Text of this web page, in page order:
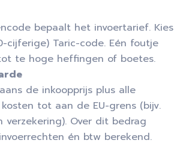
bepaalt het invoertarief. Kies
cijferige) Taric-code. Eén foutje
te hoge heffingen of boetes.
de inkoopprijs plus alle
tot aan de EU-grens (bijv.
verzekering). Over dit bedrag
én btw berekend.